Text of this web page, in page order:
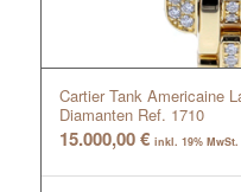
Cartier Tank Americaine
Diamanten Ref. 1710
15.000,00€ inkl. 19%